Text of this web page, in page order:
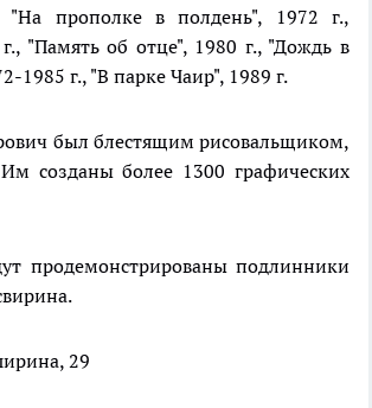
"На прополке в полдень", 1972 г.,
"Память об отце", 1980 г., "Дождь в
1985 г., "В парке Чаир", 1989 г.
был блестящим рисовальщиком,
Им созданы более 1300 графических
продемонстрированы подлинники
29